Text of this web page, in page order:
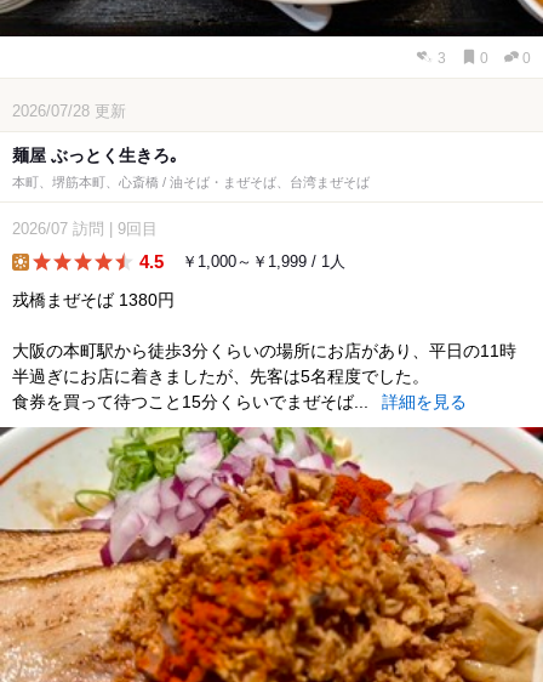
3 0 0
2026/07/28 更新
麺屋 ぶっとく生きろ｡
本町、堺筋本町、心斎橋 / 油そば・まぜそば、台湾まぜそば
2026/07 訪問 9回目
4.5 ￥1,000～￥1,999 / 1人
戎橋まぜそば 1380円
大阪の本町駅から徒歩3分くらいの場所にお店があり、平日の11時
半過ぎにお店に着きましたが、先客は5名程度でした。
食券を買って待つこと15分くらいでまぜそば...
詳細を見る